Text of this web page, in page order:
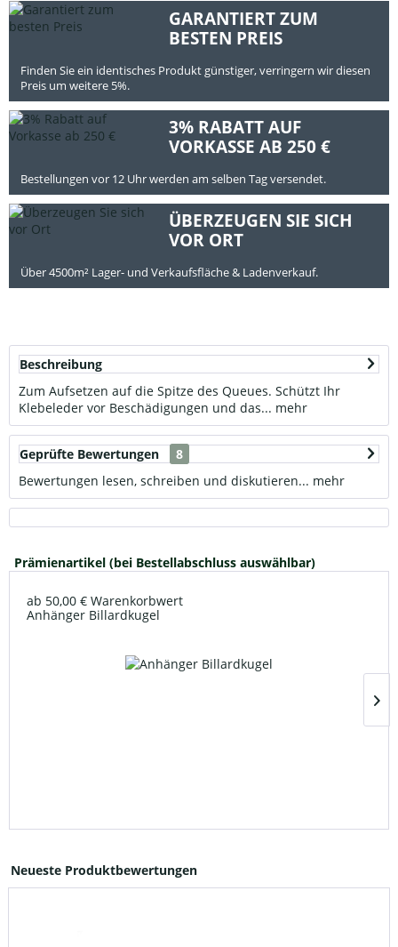
GARANTIERT ZUM
BESTEN PREIS
Finden Sie ein identisches Produkt günstiger, verringern wir diesen
Preis um weitere 5%.
3% RABATT AUF
VORKASSE AB 250 €
Bestellungen vor 12 Uhr werden am selben Tag versendet.
ÜBERZEUGEN SIE SICH
VOR ORT
Über 4500m² Lager- und Verkaufsfläche & Ladenverkauf.
Beschreibung
Zum Aufsetzen auf die Spitze des Queues. Schützt Ihr
Klebeleder vor Beschädigungen und das... mehr
Geprüfte Bewertungen
8
Bewertungen lesen, schreiben und diskutieren... mehr
Prämienartikel (bei Bestellabschluss auswählbar)
ab 50,00 € Warenkorbwert
Anhänger Billardkugel
Neueste Produktbewertungen